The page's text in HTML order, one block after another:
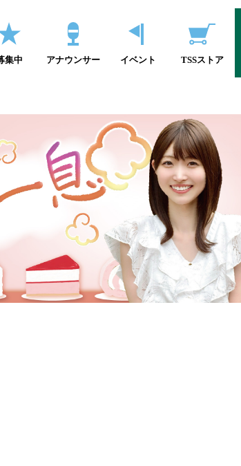
集中 アナウンサー イベント TSSストア